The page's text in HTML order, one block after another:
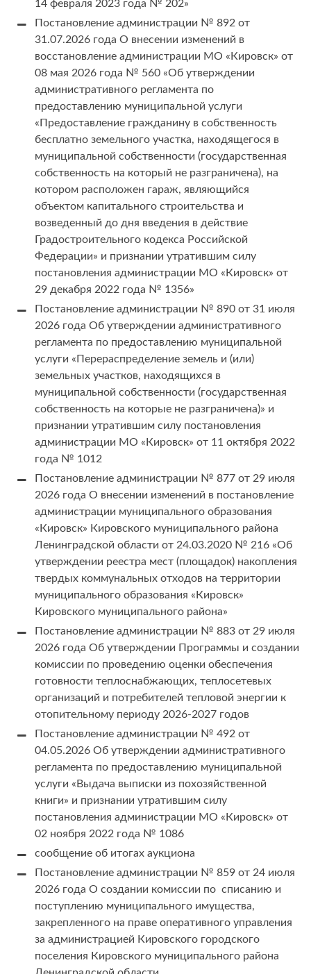
14 февраля 2023 года № 202»
Постановление администрации № 892 от
31.07.2026 года О внесении изменений в
восстановление администрации МО «Кировск» от
08 мая 2026 года № 560 «Об утверждении
административного регламента по
предоставлению муниципальной услуги
«Предоставление гражданину в собственность
бесплатно земельного участка, находящегося в
муниципальной собственности (государственная
собственность на который не разграничена), на
котором расположен гараж, являющийся
объектом капитального строительства и
возведенный до дня введения в действие
Градостроительного кодекса Российской
Федерации» и признании утратившим силу
постановления администрации МО «Кировск» от
29 декабря 2022 года № 1356»
Постановление администрации № 890 от 31 июля
2026 года Об утверждении административного
регламента по предоставлению муниципальной
услуги «Перераспределение земель и (или)
земельных участков, находящихся в
муниципальной собственности (государственная
собственность на которые не разграничена)» и
признании утратившим силу постановления
администрации МО «Кировск» от 11 октября 2022
года № 1012
Постановление администрации № 877 от 29 июля
2026 года О внесении изменений в постановление
администрации муниципального образования
«Кировск» Кировского муниципального района
Ленинградской области от 24.03.2020 № 216 «Об
утверждении реестра мест (площадок) накопления
твердых коммунальных отходов на территории
муниципального образования «Кировск»
Кировского муниципального района»
Постановление администрации № 883 от 29 июля
2026 года Об утверждении Программы и создании
комиссии по проведению оценки обеспечения
готовности теплоснабжающих, теплосетевых
организаций и потребителей тепловой энергии к
отопительному периоду 2026-2027 годов
Постановление администрации № 492 от
04.05.2026 Об утверждении административного
регламента по предоставлению муниципальной
услуги «Выдача выписки из похозяйственной
книги» и признании утратившим силу
постановления администрации МО «Кировск» от
02 ноября 2022 года № 1086
сообщение об итогах аукциона
Постановление администрации № 859 от 24 июля
2026 года О создании комиссии по списанию и
поступлению муниципального имущества,
закрепленного на праве оперативного управления
за администрацией Кировского городского
поселения Кировского муниципального района